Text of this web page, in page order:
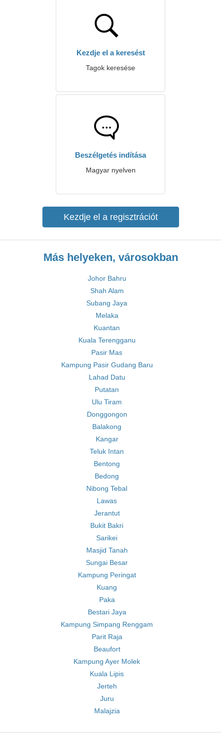
Kezdje el a keresést
Tagok keresése
Beszélgetés indítása
Magyar nyelven
Kezdje el a regisztrációt
Más helyeken, városokban
Johor Bahru
Shah Alam
Subang Jaya
Melaka
Kuantan
Kuala Terengganu
Pasir Mas
Kampung Pasir Gudang Baru
Lahad Datu
Putatan
Ulu Tiram
Donggongon
Balakong
Kangar
Teluk Intan
Bentong
Bedong
Nibong Tebal
Lawas
Jerantut
Bukit Bakri
Sarikei
Masjid Tanah
Sungai Besar
Kampung Peringat
Kuang
Paka
Bestari Jaya
Kampung Simpang Renggam
Parit Raja
Beaufort
Kampung Ayer Molek
Kuala Lipis
Jerteh
Juru
Malajzia